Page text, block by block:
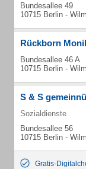
Bundesallee 49
10715 Berlin -
Rückborn
Bundesallee 46 A
10715 Berlin -
S & S
Sozialdienste
Bundesallee 56
10715 Berlin -
Gratis-